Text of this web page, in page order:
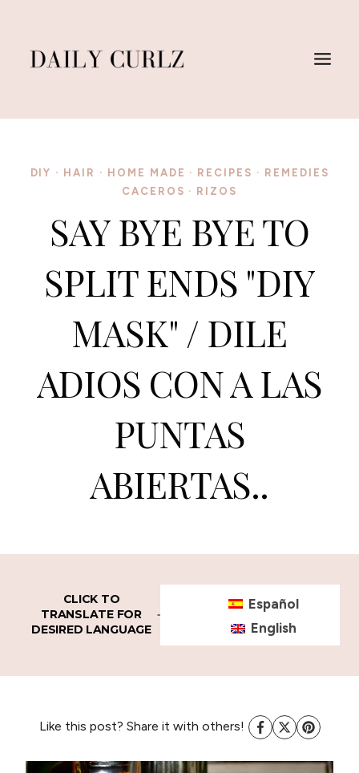
content
DIY · HAIR · HOME MADE · RECIPES · REMEDIES
CACEROS · RIZOS
SAY BYE BYE TO
SPLIT ENDS "DIY
MASK" / DILE
ADIOS CON A LAS
PUNTAS
ABIERTAS..
CLICK TO
TRANSLATE FOR
DESIRED LANGUAGE
Español
English
Like this post? Share it with others!